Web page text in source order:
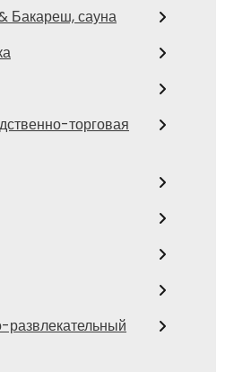
Бакареш, сауна
торговая
развлекательный